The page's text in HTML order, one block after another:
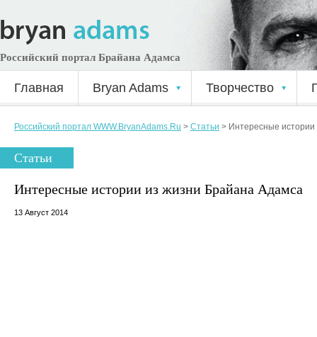
Российский портал Брайана Адамса
Главная Bryan Adams Творчество
Российский портал WWW.BryanAdams.Ru > Статьи > Интересные
Статьи
Интересные истории из жизни Брайана Адамса
13 Август 2014